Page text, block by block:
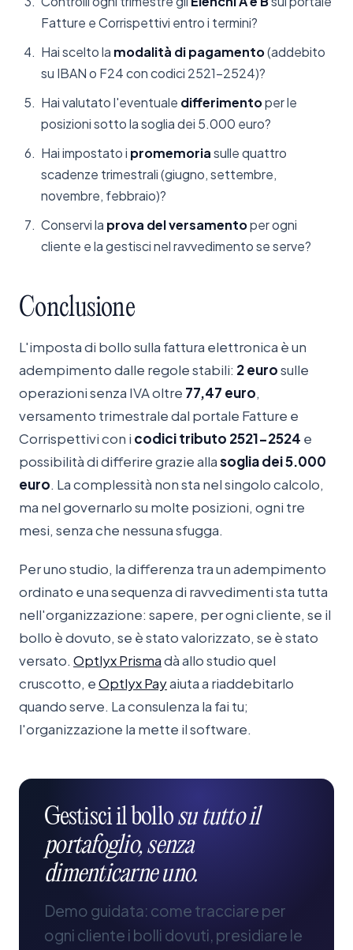
Fatture e Corrispettivi entro i termini?
Hai scelto la modalità di pagamento(addebito
su IBAN o F24 con codici 2521-2524)?
Hai valutato l'eventuale differimentoper le
posizioni sotto la soglia dei 5.000 euro?
Hai impostato i promemoriasulle quattro
scadenze trimestrali (giugno, settembre,
novembre, febbraio)?
Conservi la prova del versamentoper ogni
cliente e la gestisci nel ravvedimento se serve?
Conclusione
L'imposta di bollo sulla fattura elettronica è un
adempimento dalle regole stabili: 2 eurosulle
operazioni senza IVA oltre 77,47 euro,
versamento trimestrale dal portale Fatture e
Corrispettivi con i codici tributo 2521-2524 e
possibilità di differire grazie allasoglia dei 5.000
euro. La complessità non sta nel singolo calcolo,
ma nel governarlo su molte posizioni, ogni tre
mesi, senza che nessuna sfugga.
Per uno studio, la differenza tra un adempimento
ordinato e una sequenza di ravvedimenti sta tutta
nell'organizzazione: sapere, per ogni cliente, se il
bollo è dovuto, se è stato valorizzato, se è stato
versato. Optlyx Prismadà allo studio quel
cruscotto, eOptlyx Payaiuta a riaddebitarlo
quando serve. La consulenza la fai tu;
l'organizzazione la mette il software.
Gestisciil bollosu tuttoil
portafoglio,senza
dimenticarne uno.
Demo guidata: come tracciare per
ogni cliente i bolli dovuti, presidiare le